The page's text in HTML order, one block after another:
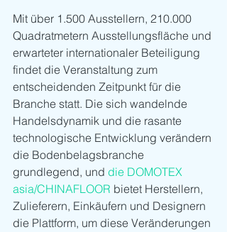
Mit über 1.500 Ausstellern, 210.000
Quadratmetern Ausstellungsfläche und
erwarteter internationaler Beteiligung
findet die Veranstaltung zum
entscheidenden Zeitpunkt für die
Branche statt. Die sich wandelnde
Handelsdynamik und die rasante
technologische Entwicklung verändern
die Bodenbelagsbranche
grundlegend, und die DOMOTEX
asia/CHINAFLOOR bietet Herstellern,
Zulieferern, Einkäufern und Designern
die Plattform, um diese Veränderungen